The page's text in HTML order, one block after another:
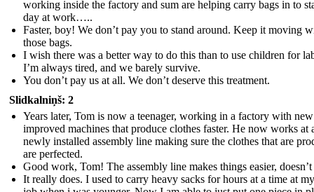
working inside the factory and sum are helping carry bags in to
day at work…..
Faster, boy! We don’t pay you to stand around. Keep it moving
those bags.
I wish there was a better way to do this than to use children for
I’m always tired, and we barely survive.
You don’t pay us at all. We don’t deserve this treatment.
Slidkalniņš: 2
Years later, Tom is now a teenager, working in a factory with
improved machines that produce clothes faster. He now works at
newly installed assembly line making sure the clothes that are
are perfected.
Good work, Tom! The assembly line makes things easier,
It really does. I used to carry heavy sacks for hours at a time at